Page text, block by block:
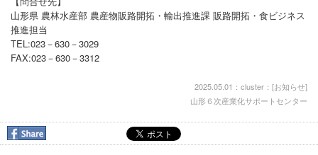
山形食品産業協議会
山形産 新グルメ発見！プロジェクト
山形県 農林水産部 農産物販路開拓・輸出推進課 販路開拓・食ビジネス
推進担当
TEL:023－630－3029
FAX:023－630－3312
2025.05.01：cluster：[お知らせ]
山形６次産業化サポートセンター